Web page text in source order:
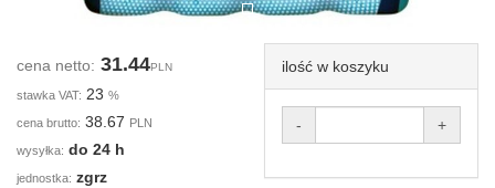
cena netto: 31.44PLN
stawka VAT: 23 %
cena brutto: 38.67 PLN
wysyłka: do 24 h
jednostka: zgrz
ilość w koszyku
- +